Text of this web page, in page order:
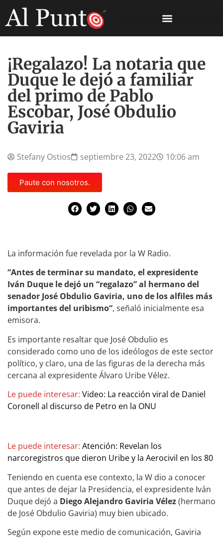
¡Regalazo! La notaria que
Duque le dejó a familiar
del primo de Pablo
Escobar, José Obdulio
Gaviria
Stefany Ostios septiembre 23, 2022 10:06 am
Paute con nosotros.
La información fue revelada por la W Radio.
“Antes de terminar su mandato, el expresidente
Iván Duque le dejó un “regalazo” al hermano del
senador José Obdulio Gaviria, uno de los alfiles más
importantes del uribismo“, señaló inicialmente esa
emisora.
Es importante resaltar que José Obdulio es
considerado como uno de los ideólogos de este sector
político, y claro, una de las figuras de la derecha más
cercana al expresidente Álvaro Uribe Vélez.
Le puede interesar: Video: La reacción viral de Daniel
Coronell al discurso de Petro en la ONU
Le puede interesar: Atención: Revelan los
narcoregistros que dieron Uribe y la Aerocivil en los 80
Teniendo en cuenta ese contexto, la W dio a conocer
que antes de dejar la Presidencia, el expresidente Iván
Duque dejó a Diego Alejandro Gaviria Vélez(hermano
de José Obdulio Gaviria) muy bien ubicado.
Según expone este medio de comunicación, Gaviria